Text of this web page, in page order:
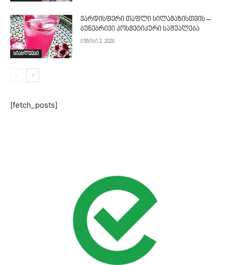
სიახლეები
ვარდისფერი თაფლი სილამაზისთვის –
ბუნებრივი კოსმეტიკური საშუალება
ივნისი 2, 2026
[fetch_posts]